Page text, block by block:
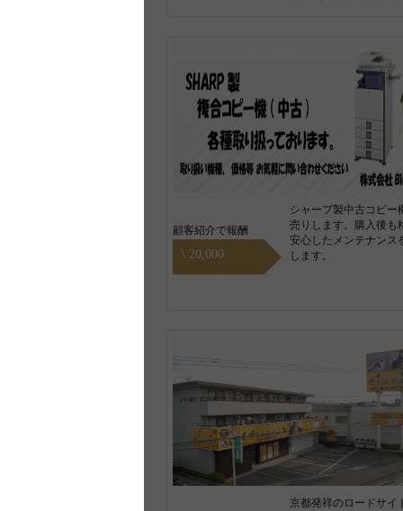
シャープ製中古コピー
売りします。購入後も
安心したメンテナンス
します。
\ 20,000
顧客紹介で報酬
京都発祥のロードサイ